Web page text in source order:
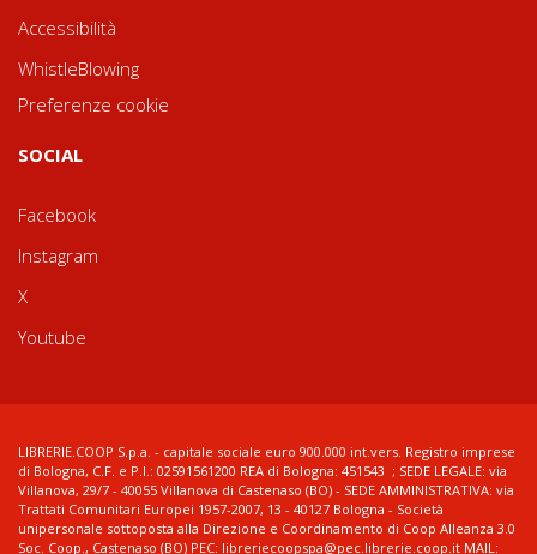
Accessibilità
WhistleBlowing
Preferenze cookie
SOCIAL
Facebook
Instagram
X
Youtube
LIBRERIE.COOP S.p.a. - capitale sociale euro 900.000 int.vers. Registro imprese
di Bologna, C.F. e P.I.: 02591561200 REA di Bologna: 451543 ; SEDE LEGALE: via
Villanova, 29/7 - 40055 Villanova di Castenaso (BO) - SEDE AMMINISTRATIVA: via
Trattati Comunitari Europei 1957-2007, 13 - 40127 Bologna - Società
unipersonale sottoposta alla Direzione e Coordinamento di Coop Alleanza 3.0
Soc. Coop., Castenaso (BO) PEC: libreriecoopspa@pec.librerie.coop.it MAIL: